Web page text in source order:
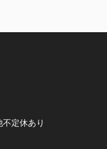
定休あり